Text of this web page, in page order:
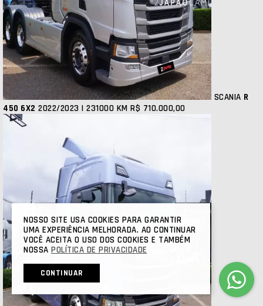
SCANIA R
450 6X2 2022/2023 | 231000 KM R$ 710.000,00
NOSSO SITE USA COOKIES PARA GARANTIR
UMA EXPERIÊNCIA MELHORADA. AO CONTINUAR
VOCÊ ACEITA O USO DOS COOKIES E TAMBÉM
NOSSA POLÍTICA DE PRIVACIDADE
CONTINUAR